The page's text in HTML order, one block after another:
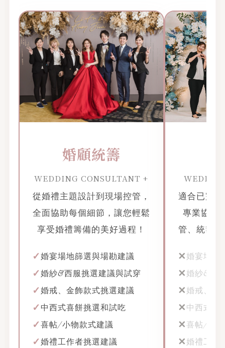
婚顧統籌
WEDDING CONSULTANT +
從婚禮主題設計到現場控管，
全面協助每個細節，讓您輕鬆
享受婚禮籌備的美好過程！
婚宴場地篩選與場勘建議
婚紗&西服挑選建議與試穿
婚戒、金飾款式挑選建議
中西式喜餅挑選和試吃
喜帖/小物款式建議
婚禮工作者挑選建議
適合已完
專業協助
管、統籌
婚宴場地
婚紗&西
婚戒、金
中西式喜
喜帖/小
婚禮工作